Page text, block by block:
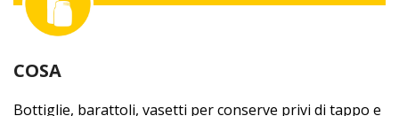
COSA
Bottiglie, barattoli, vasetti per conserve privi di tappo e